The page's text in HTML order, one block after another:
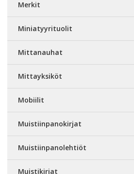
Merkit
Miniatyyrituolit
Mittanauhat
Mittayksiköt
Mobiilit
Muistiinpanokirjat
Muistiinpanolehtiöt
Muistikirjat